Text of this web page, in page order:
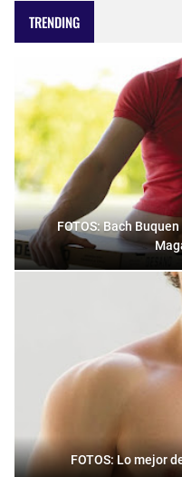
TRENDING
FOTOS: Bach
FOTOS: Lo mejor